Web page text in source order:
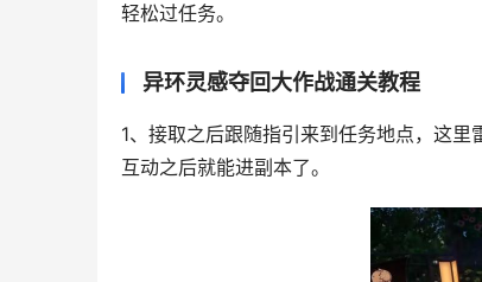
轻松过任务。
异环灵感夺回大作战通关教程
1、接取之后跟随指引来到任务地点，这
互动之后就能进副本了。